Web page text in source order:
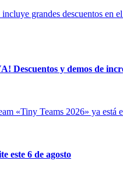
grandes descuentos
Descuentos y demos de
«Tiny Teams 2026» ya está
este 6 de agosto